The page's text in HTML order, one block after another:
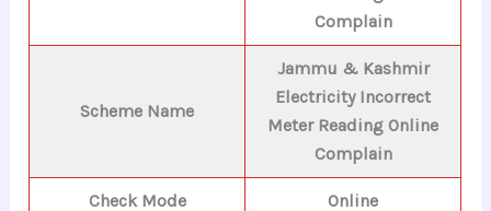
Complain
Scheme Name
Jammu & Kashmir
Electricity Incorrect
Meter Reading Online
Complain
Check Mode Online